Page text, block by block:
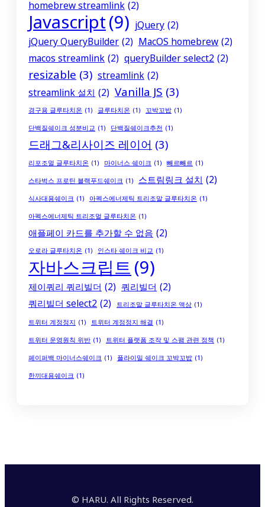
homebrew streamlink (2)
Javascript(9) jQuery (2)
jQuery QueryBuilder (2) MacOS homebrew (2)
macos streamlink (2) queryBuilder select2 (2)
resizable (3) streamlink (2)
streamlink 설치 (2) Vanilla JS (3)
경구용 글루타치온 (1) 글루타치온 (1) 꼬박꼬밥 (1)
단백질쉐이크 성분비교 (1) 단백질쉐이크추천 (1)
드래그&리사이즈 레이어 (3)
리포조멀 글루타치온 (1) 마이너스 쉐이크 (1) 빼르빼르 (1)
스타벅스 프로틴 블랙푸드쉐이크 (1) 스트림링크 설치 (2)
식사대용쉐이크 (1) 아펙스에너제틱 트리조말 글루타치온 (1)
아펙스에너제틱 트리조멀 글루타치온 (1)
애플페이 카드를 추가할 수 없음 (2)
오로라 글루타치온 (1) 인스타 쉐이크 비교 (1)
자바스크립트 (9)
제이쿼리 쿼리빌더 (2) 쿼리빌더 (2)
쿼리빌더 select2 (2) 트리조말 글루타치온 액상 (1)
트위터 계정정지 (1) 트위터 계정정지 해결 (1)
트위터 운영원칙 위반 (1) 트위터 플랫폼 조작 및 스팸 관련 정책 (1)
페이퍼백 마이너스쉐이크 (1) 플라이밀 쉐이크 꼬박꼬밥 (1)
한끼대용쉐이크 (1)
© HARU. All Rights Reserved.